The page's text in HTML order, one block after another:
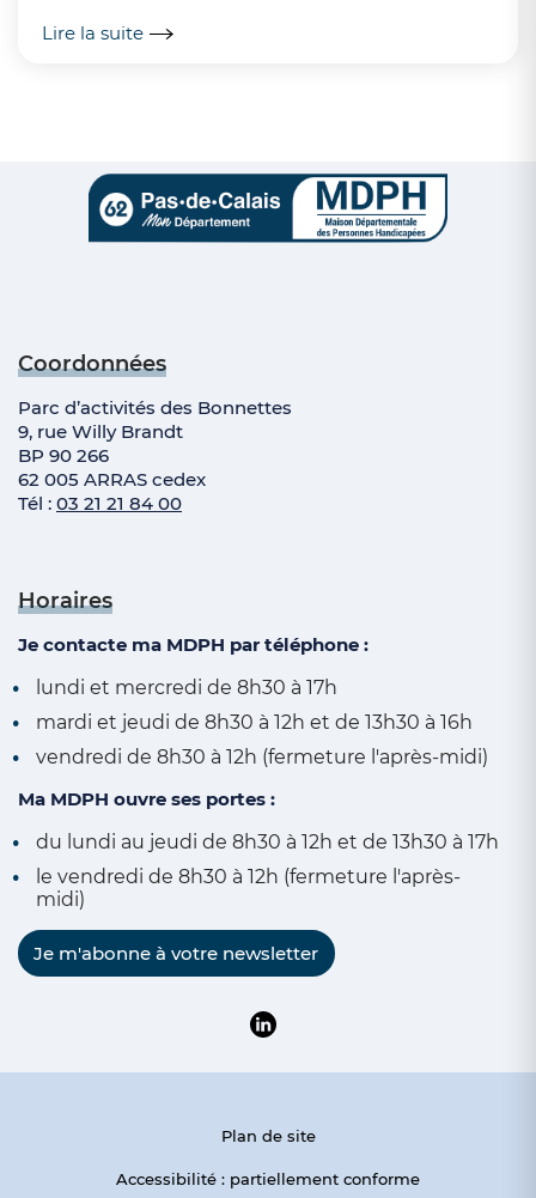
Lire la suite
Coordonnées
Parc d’activités des Bonnettes
9, rue Willy Brandt
BP 90 266
62 005 ARRAS cedex
Tél : 03 21 21 84 00
Horaires
Je contacte ma MDPH par téléphone :
lundi et mercredi de 8h30 à 17h
mardi et jeudi de 8h30 à 12h et de 13h30 à 16h
vendredi de 8h30 à 12h (fermeture l'après-midi)
Ma MDPH ouvre ses portes :
du lundi au jeudi de 8h30 à 12h et de 13h30 à 17h
le vendredi de 8h30 à 12h (fermeture l'après-
midi)
Je m'abonne à votre newsletter
Suivre la MDPH du Pas-de-
Plan de site
Accessibilité : partiellement conforme